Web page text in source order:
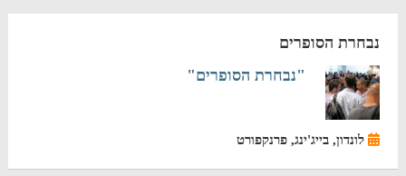
נבחרת הסופרים
"נבחרת הסופרים"
לונדון, בייג'ינג, פרנקפורט